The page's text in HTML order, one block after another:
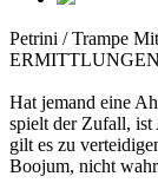
Petrini / Trampe
Hat jemand eine
spielt der Zufall, ist
gilt es zu
Boojum, nicht